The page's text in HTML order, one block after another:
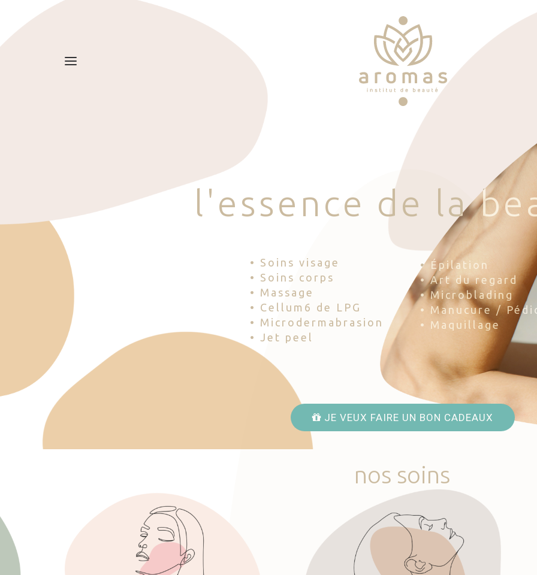
l 'esse nce d e la be
• Soins visage
• Soins corps
• Massage
• Cellum6 de LPG
• Microdermabrasion
• Jet peel
• Épilation
• Art du regard
• Microblading
• Manucure /
• Maquillage
JE VEUX FAIRE UN BON CADEAUX
nos soins